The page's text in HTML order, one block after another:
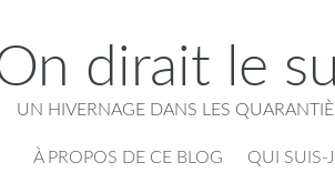
dirait le
UN HIVERNAGE DANS LES
À PROPOS DE CE BLOG QUI SUIS-